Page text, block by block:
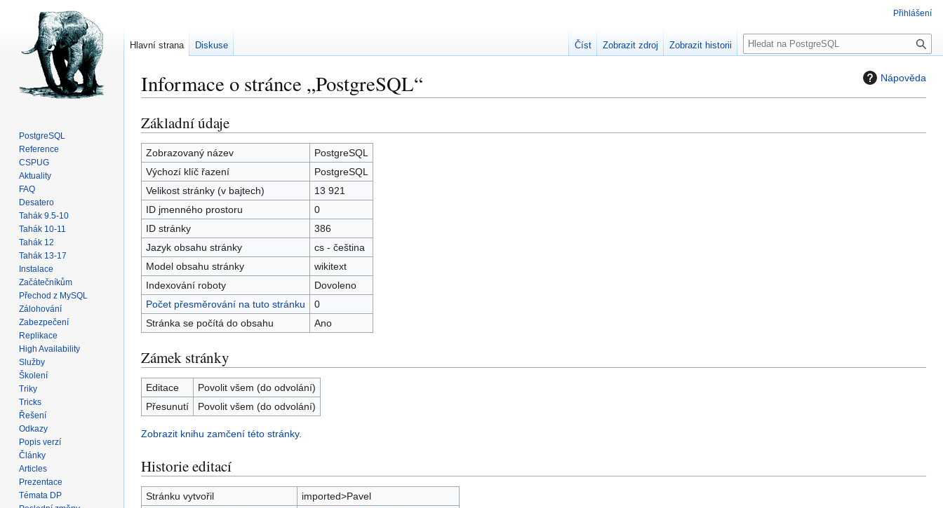
Nápověda
Informace o stránce „PostgreSQL“
Skočit
na
navigaci
Skočit
na
vyhledávání
Základní údaje
Zobrazovaný název
PostgreSQL
Výchozí klíč řazení
PostgreSQL
Velikost stránky (v bajtech)
13 921
ID jmenného prostoru
0
ID stránky
386
Jazyk obsahu stránky
cs - čeština
Model obsahu stránky
wikitext
Indexování roboty
Dovoleno
Počet přesměrování na tuto stránku
0
Stránka se počítá do obsahu
Ano
Zámek stránky
Editace
Povolit všem (do odvolání)
Přesunutí
Povolit všem (do odvolání)
Zobrazit knihu zamčení této stránky.
Historie editací
Stránku vytvořil
imported>Pavel
Přihlášení
Hlavní strana Diskuse Číst Zobrazit zdroj Zobrazit historii
H
l
a
PostgreSQL
Reference
CSPUG
Aktuality
FAQ
Desatero
Tahák 9.5-10
Tahák 10-11
Tahák 12
Tahák 13-17
Instalace
Začátečníkům
Přechod z MySQL
Zálohování
Zabezpečení
Replikace
High Availability
Služby
Školení
Triky
Tricks
Řešení
Odkazy
Popis verzí
Články
Articles
Prezentace
Témata DP